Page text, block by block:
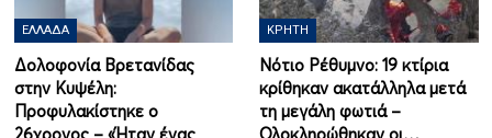
ΕΛΛΆΔΑ
Δολοφονία Βρετανίδας
στην Κυψέλη:
Προφυλακίστηκε ο
26χρονος – «Ήταν ένας
ΚΡΉΤΗ
Νότιο Ρέθυμνο: 19 κτίρια
κρίθηκαν ακατάλληλα μετά
τη μεγάλη φωτιά –
Ολοκληρώθηκαν οι…